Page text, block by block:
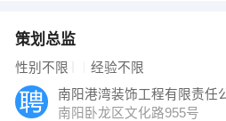
策划总监
性别不限 经验不限
南阳港湾装饰工程有限责任
南阳卧龙区文化路955号